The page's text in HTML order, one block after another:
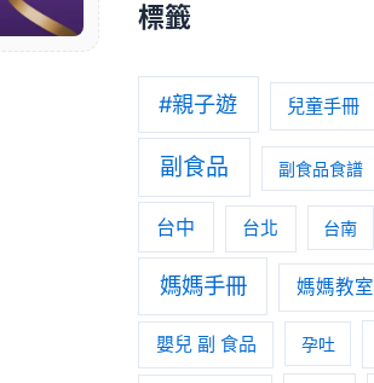
標籤
#親子遊 兒童手冊
副食品 副食品食譜
台中 台北 台南
媽媽手冊 媽媽教室
嬰兒 副 食品 孕吐